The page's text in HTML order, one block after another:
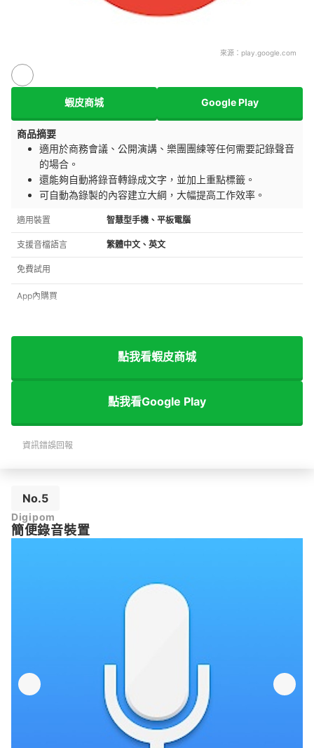
來源： play.google.com
蝦皮商城 Google Play
商品摘要
適用於商務會議、公開演講、樂團團練等任何需要記錄聲音
的場合。
還能夠自動將錄音轉錄成文字，並加上重點標籤。
可自動為錄製的內容建立大綱，大幅提高工作效率。
適用裝置 智慧型手機、平板電腦
支援音檔語言 繁體中文、英文
免費試用
App內購買
點我看蝦皮商城
點我看Google Play
資訊錯誤回報
No.5
Digipom
簡便錄音裝置